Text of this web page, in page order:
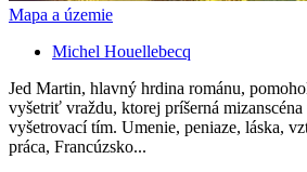
Mapa a územie
Michel Houellebecq
Jed Martin, hlavný hrdina románu,
vyšetriť vraždu, ktorej príšerná
vyšetrovací tím. Umenie, peniaze, láska,
práca, Francúzsko...